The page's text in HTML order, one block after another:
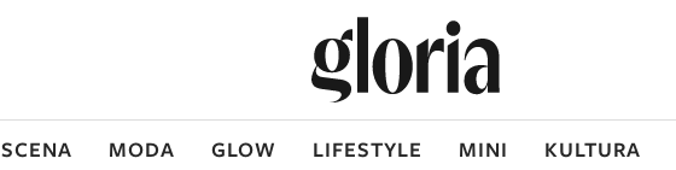
SCENA MODA GLOW LIFESTYLE MINI KULTURA